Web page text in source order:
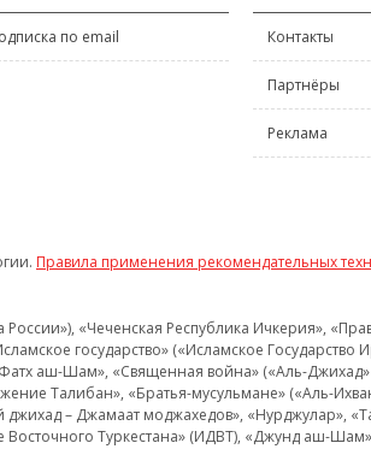
по email Контакты
Партнёры
Реклама
Правила применения рекомендательных
«Чеченская Республика Ичкерия»,
государство» («Исламское
аш-Шам», «Священная война» («Аль-Джихад»
Талибан», «Братья-мусульмане» («Аль-
джихад – Джамаат моджахедов», «Нурджулар»,
Туркестана» (ИДВТ), «Джунд аш-